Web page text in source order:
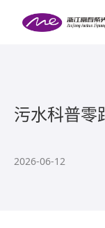
首页
新闻中心
社会责任
污水科普零
2026-06-12